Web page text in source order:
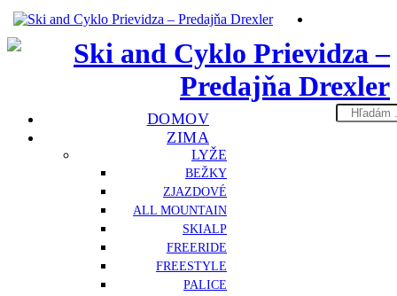
DOMOV
ZIMA
LYŽE
BEŽKY
ZJAZDOVÉ
ALL MOUNTAIN
SKIALP
FREERIDE
FREESTYLE
PALICE
Search
here